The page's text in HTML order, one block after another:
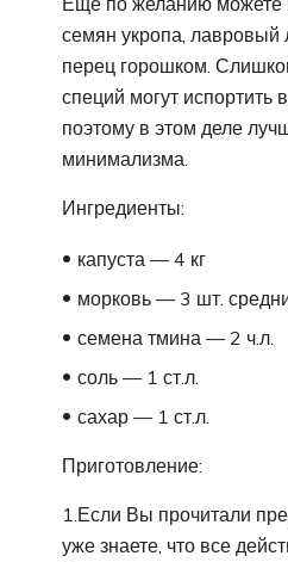
семян укропа, лавровый
перец горошком.
специй могут испортить
поэтому в этом деле
минимализма.
Ингредиенты:
капуста — 4 кг
морковь — 3 шт.
семена тмина — 2 ч.л.
соль — 1 ст.л.
сахар — 1 ст.л.
Приготовление:
1.Если Вы прочитали
уже знаете, что все